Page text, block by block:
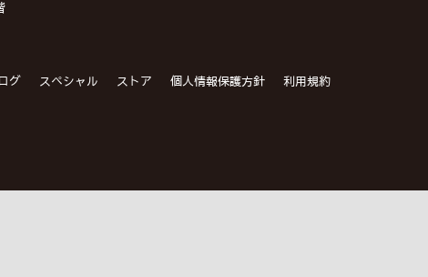
グ スペシャル ストア 個人情報保護方針 利用規約